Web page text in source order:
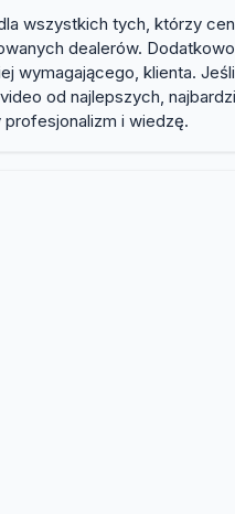
wszystkich tych, którzy
dealerów.
wymagającego, klienta.
od najlepszych,
i wiedzę.